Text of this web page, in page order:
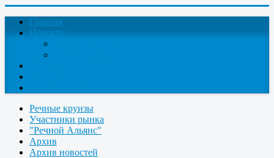
Главная
Новости
Речные круизы
Участники рынка
"Речной Альянс"
Архив
Архив новостей